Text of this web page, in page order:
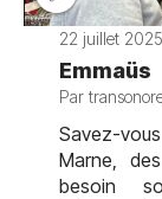
22 juillet 2025
Emmaüs
Par
Savez-
Marne,
besoin